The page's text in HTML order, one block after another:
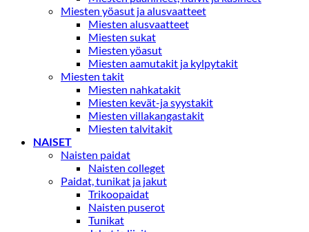
Miesten yöasut ja alusvaatteet
Miesten alusvaatteet
Miesten sukat
Miesten yöasut
Miesten aamutakit ja kylpytakit
Miesten takit
Miesten nahkatakit
Miesten kevät-ja syystakit
Miesten villakangastakit
Miesten talvitakit
NAISET
Naisten paidat
Naisten colleget
Paidat, tunikat ja jakut
Trikoopaidat
Naisten puserot
Tunikat